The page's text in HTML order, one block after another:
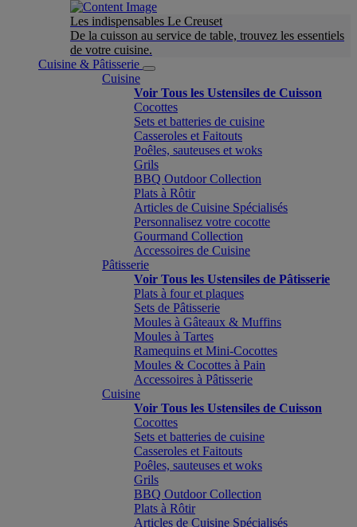
Les indispensables Le Creuset
De la cuisson au service de table, trouvez les essentiels
de votre cuisine.
Cuisine & Pâtisserie
Cuisine
Voir Tous les Ustensiles de Cuisson
Cocottes
Sets et batteries de cuisine
Casseroles et Faitouts
Poêles, sauteuses et woks
Grils
BBQ Outdoor Collection
Plats à Rôtir
Articles de Cuisine Spécialisés
Personnalisez votre cocotte
Gourmand Collection
Accessoires de Cuisine
Pâtisserie
Voir Tous les Ustensiles de Pâtisserie
Plats à four et plaques
Sets de Pâtisserie
Moules à Gâteaux & Muffins
Moules à Tartes
Ramequins et Mini-Cocottes
Moules & Cocottes à Pain
Accessoires à Pâtisserie
Cuisine
Voir Tous les Ustensiles de Cuisson
Cocottes
Sets et batteries de cuisine
Casseroles et Faitouts
Poêles, sauteuses et woks
Grils
BBQ Outdoor Collection
Plats à Rôtir
Articles de Cuisine Spécialisés